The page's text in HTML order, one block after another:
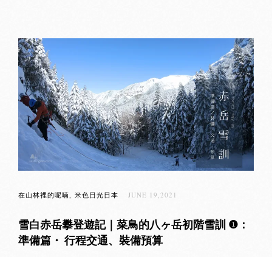
在山林裡的呢喃 米色日光日本 JUNE 19,2021
雪白赤岳攀登遊記｜菜鳥的八ヶ岳初階雪訓 ❶：
準備篇・ 行程交通、裝備預算